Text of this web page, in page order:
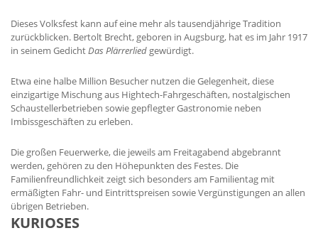
Dieses Volksfest kann auf eine mehr als tausendjährige Tradition
zurückblicken. Bertolt Brecht, geboren in Augsburg, hat es im Jahr 1917
in seinem GedichtDas Plärrerlied gewürdigt.
Etwa eine halbe Million Besucher nutzen die Gelegenheit, diese
einzigartige Mischung aus Hightech-Fahrgeschäften, nostalgischen
Schaustellerbetrieben sowie gepflegter Gastronomie neben
Imbissgeschäften zu erleben.
Die großen Feuerwerke, die jeweils am Freitagabend abgebrannt
werden, gehören zu den Höhepunkten des Festes. Die
Familienfreundlichkeit zeigt sich besonders am Familientag mit
ermäßigten Fahr- und Eintrittspreisen sowie Vergünstigungen an allen
übrigen Betrieben.
KURIOSES